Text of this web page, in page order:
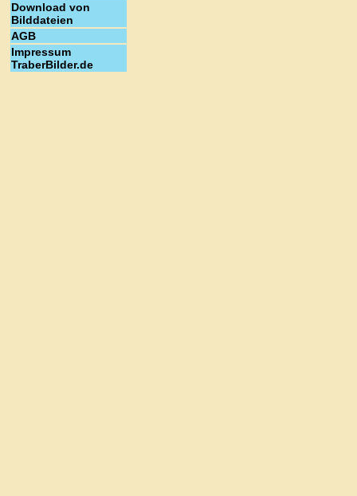
Download von
Bilddateien
AGB
Impressum
TraberBilder.de